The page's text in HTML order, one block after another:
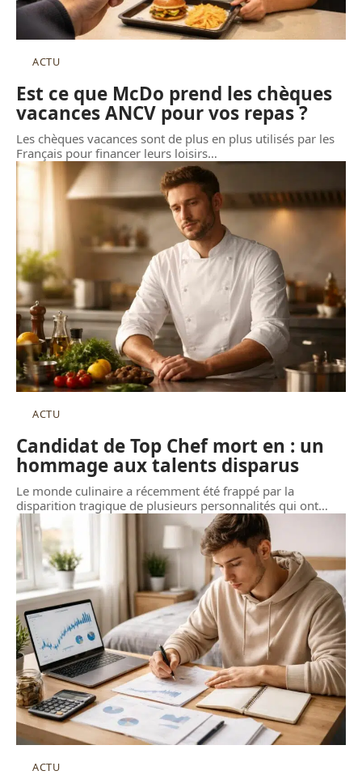
ACTU
Est ce que McDo prend les chèques
vacances ANCV pour vos repas ?
Les chèques vacances sont de plus en plus utilisés par les
Français pour financer leurs loisirs…
ACTU
Candidat de Top Chef mort en : un
hommage aux talents disparus
Le monde culinaire a récemment été frappé par la
disparition tragique de plusieurs personnalités qui ont…
ACTU